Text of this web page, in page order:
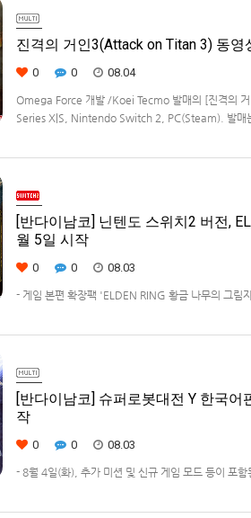
진격의 거인3(Attack on Titan 3) 동영
0 0 08.04
Omega Force 개발 /Koei Tecmo 발매의 [진격의
Series X|S, Nintendo Switch 2, PC(Steam). 발매
[반다이남코] 닌텐도 스위치2 버전,
월 5일 시작
0 0 08.03
- 게임 본편 확장팩 'ELDEN RING 황금 나무의 그림
[반다이남코] 슈퍼로봇대전 Y 한국어
작
0 0 08.03
- 8월 4일(화), 추가 미션 및 신규 게임 모드 등이 포